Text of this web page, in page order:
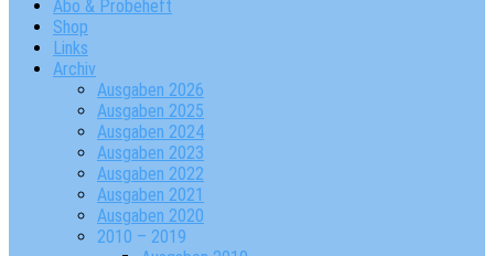
Abo & Probeheft
Shop
Links
Archiv
Ausgaben 2026
Ausgaben 2025
Ausgaben 2024
Ausgaben 2023
Ausgaben 2022
Ausgaben 2021
Ausgaben 2020
2010 – 2019